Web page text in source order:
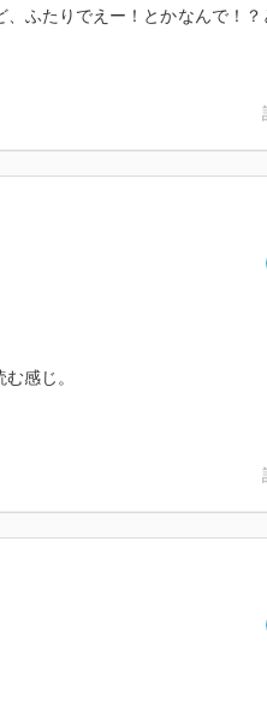
ふたりでえー！とかなんで！？
感じ。